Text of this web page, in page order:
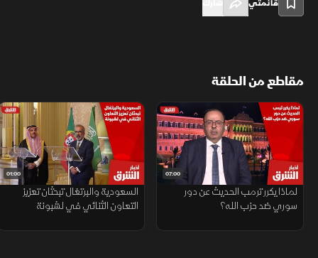
قائمتي
مقاطع من الحلقة
07:00
لماذا يكرر ترمب الحديث عن دور
سوري ضد حزب الله؟
01:00
السعودية والبرتغال تبحثان تعزيز
التعاون الثنائي في لشبونة